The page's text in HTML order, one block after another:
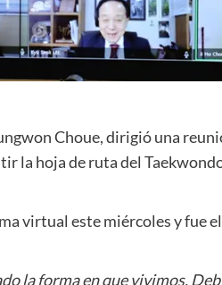
Choue, dirigió una
la hoja de ruta del
virtual este miércoles y fue
la forma en que vivimos.